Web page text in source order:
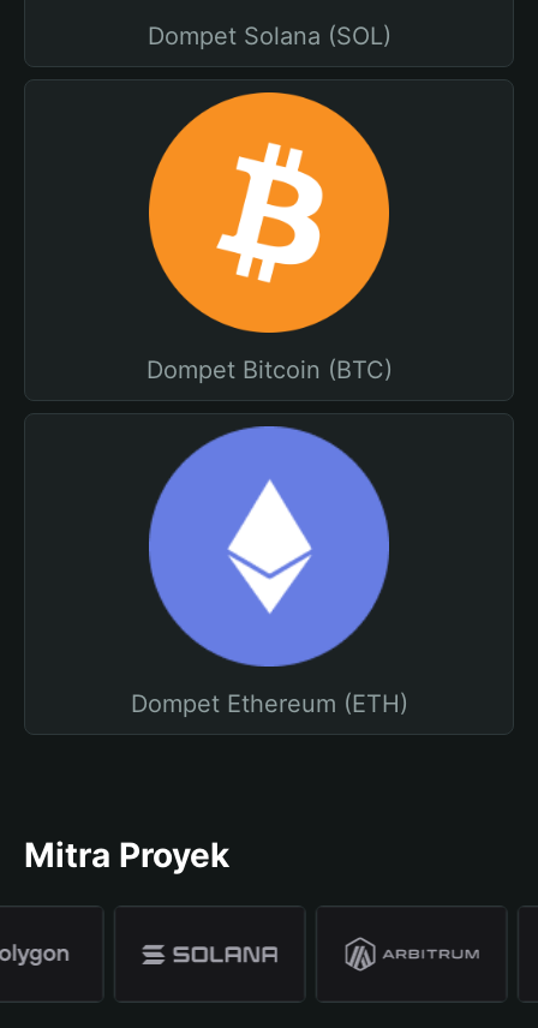
Dompet Solana (SOL)
Dompet Bitcoin (BTC)
Dompet Ethereum (ETH)
Mitra Proyek